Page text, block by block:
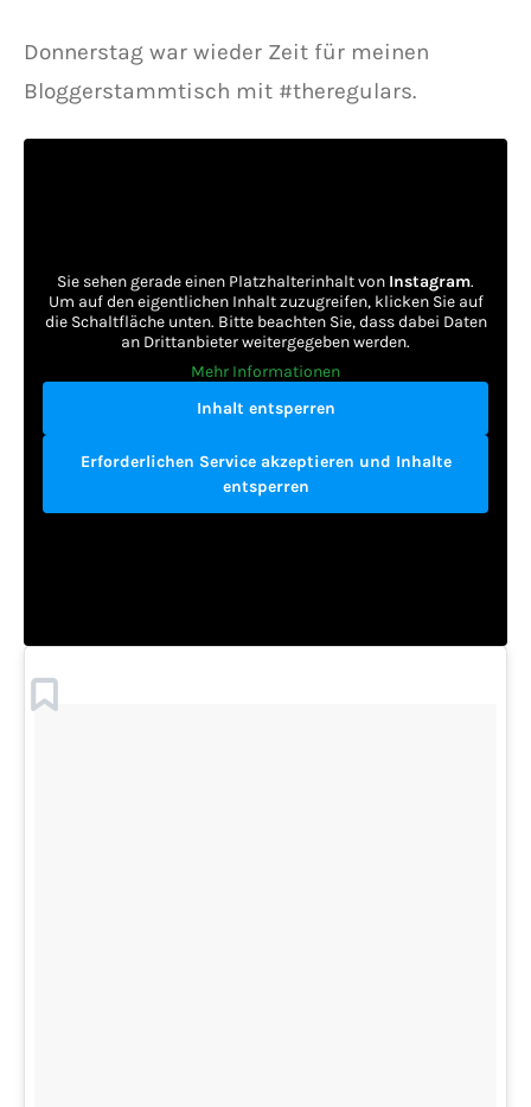
Donnerstag war wieder Zeit für meinen
Bloggerstammtisch mit #theregulars.
Sie sehen gerade einen Platzhalterinhalt von Instagram.
Um auf den eigentlichen Inhalt zuzugreifen, klicken Sie auf
die Schaltfläche unten. Bitte beachten Sie, dass dabei Daten
an Drittanbieter weitergegeben werden.
Mehr Informationen
Inhalt entsperren
Erforderlichen Service akzeptieren und Inhalte
entsperren